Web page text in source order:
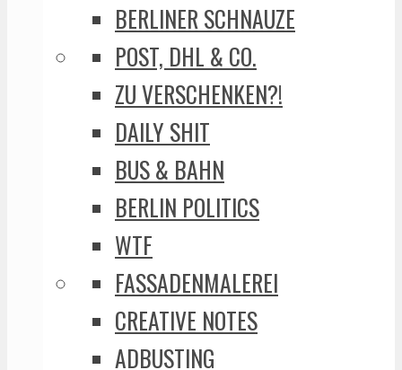
BERLINER SCHNAUZE
POST, DHL & CO.
ZU VERSCHENKEN?!
DAILY SHIT
BUS & BAHN
BERLIN POLITICS
WTF
FASSADENMALEREI
CREATIVE NOTES
ADBUSTING